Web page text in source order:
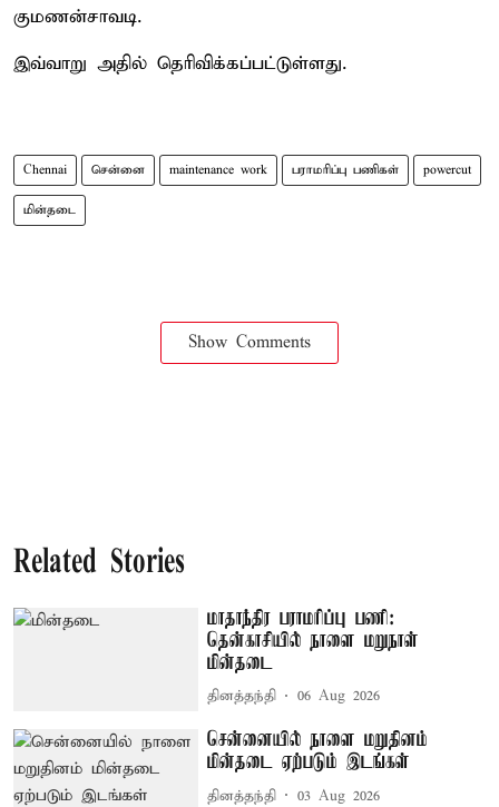
குமணன்சாவடி.
இவ்வாறு அதில் தெரிவிக்கப்பட்டுள்ளது.
Chennai சென்னை maintenance work பராமரிப்பு பணிகள் powercut
மின்தடை
Show Comments
Related Stories
மாதாந்திர பராமரிப்பு பணி:
தென்காசியில் நாளை மறுநாள்
மின்தடை
தினத்தந்தி 06 Aug 2026
சென்னையில் நாளை மறுதினம்
மின்தடை ஏற்படும் இடங்கள்
தினத்தந்தி 03 Aug 2026